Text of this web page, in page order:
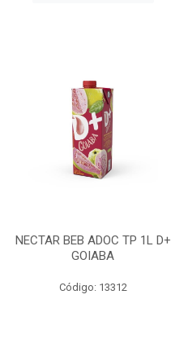
NECTAR BEB ADOC TP 1L D+
GOIABA
Código: 13312